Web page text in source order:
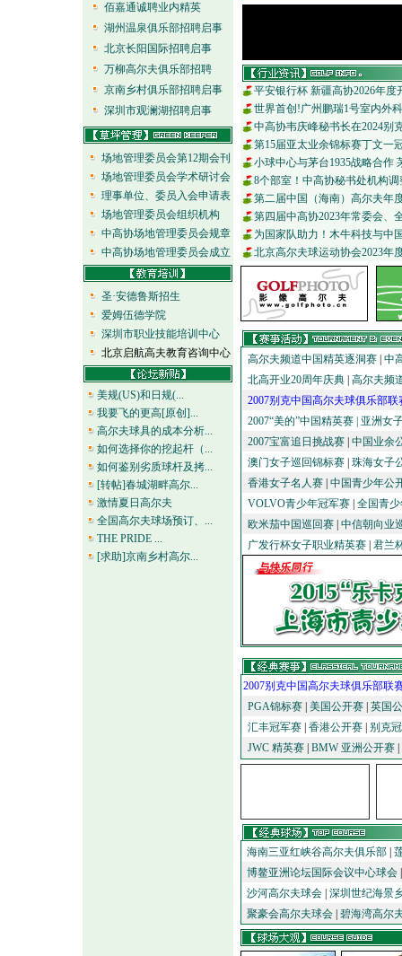
佰嘉通诚聘业内精英
湖州温泉俱乐部招聘启事
北京长阳国际招聘启事
万柳高尔夫俱乐部招聘
京南乡村俱乐部招聘启事
深圳市观澜湖招聘启事
场地管理委员会第12期会刊
场地管理委员会学术研讨会
理事单位、委员入会申请表
场地管理委员会组织机构
中高协场地管理委员会规章
中高协场地管理委员会成立
圣·安德鲁斯招生
爱姆伍德学院
深圳市职业技能培训中心
北京启航高夫教育咨询中心
美规(US)和日规(...
我要飞的更高[原创]...
高尔夫球具的成本分析...
如何选择你的挖起杆（...
如何鉴别劣质球杆及拷...
[转帖]春城湖畔高尔...
激情夏日高尔夫
全国高尔夫球场预订、...
THE PRIDE ...
[求助]京南乡村高尔...
平安银行杯 新疆高协2026年
世界首创!广州鹏瑞1号室内外
中高协韦庆峰秘书长在2024别
第15届亚太业余锦标赛丁文一
小球中心与茅台1935战略合作
8个部室！中高协秘书处机构调
第二届中国（海南）高尔夫年
第四届中高协2023年常委会、
为国家队助力！木牛科技与中
北京高尔夫球运动协会2023年
高尔夫频道中国精英逐洞赛
中
北高开业20周年庆典
高尔夫频
2007别克中国高尔夫球俱乐部联
2007“美的”中国精英赛 |
亚洲女
2007宝富追日挑战赛
中国业余
澳门女子巡回锦标赛| 珠海女子
香港女子名人赛| 中国青少年公
VOLVO青少年冠军赛| 全国青
欧米茄中国巡回赛| 中信朝向业
广发行杯女子职业精英赛| 君兰
2007别克中国高尔夫球俱乐部联
PGA锦标赛| 美国公开赛| 英国
汇丰冠军赛| 香港公开赛| 别克
JWC 精英赛| BMW 亚洲公开赛|
海南三亚红峡谷高尔夫俱乐部|
博鳌亚洲论坛国际会议中心球会
沙河高尔夫球会| 深圳世纪海景
聚豪会高尔夫球会| 碧海湾高尔